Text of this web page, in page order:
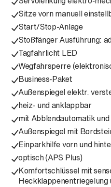
Sitze vorn manuell
Start/Stop-Anlage
Stoßfänger Ausführung:
Tagfahrlicht LED
Wegfahrsperre
Business-Paket
Außenspiegel elektr.
heiz- und anklappbar
mit Abblendautomatik
Außenspiegel mit
Einparkhilfe vorn und
optisch (APS Plus)
Komfortschlüssel mit
Heckklappenentriegelung